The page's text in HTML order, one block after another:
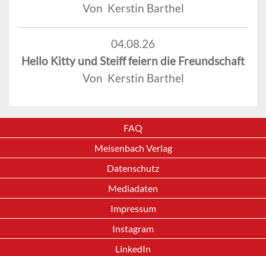
Von Kerstin Barthel
04.08.26
Hello Kitty und Steiff feiern die Freundschaft
Von Kerstin Barthel
FAQ
Meisenbach Verlag
Datenschutz
Mediadaten
Impressum
Instagram
LinkedIn